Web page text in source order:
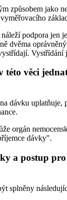
způsobem jako
podpora jen
dvěma
Vystřídání
této věci
dávku uplatňuje,
orgán
dávky".
a postup
splněny